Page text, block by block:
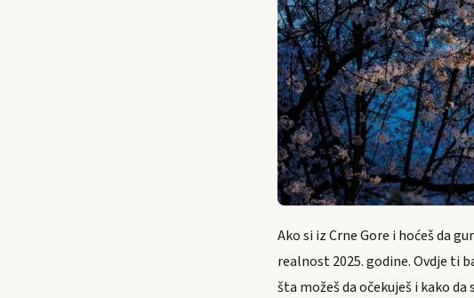
Ako si iz Crne Gore i hoćeš da
realnost 2025. godine. Ovdje ti
šta možeš da očekuješ i kako